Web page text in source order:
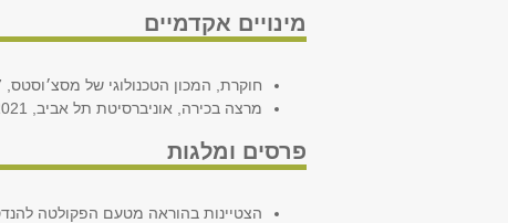
מינויים אקדמיים
חוקרת, המכון הטכנולוגי של מסצ׳וסטס, 2020-2017
מרצה בכירה, אוניברסיטת תל אביב, 2021-היום
פרסים ומלגות
הצטיינות בהוראה מטעם הפקולטה להנדסה,